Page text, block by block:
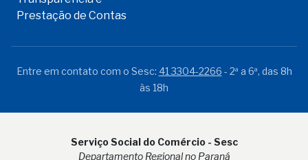
Prestação de Contas
Entre em contato com o Sesc: 41 3304-2266 - 2ª a 6ª, das 8h
às 18h
Serviço Social do Comércio - Sesc
Departamento Regional no Paraná